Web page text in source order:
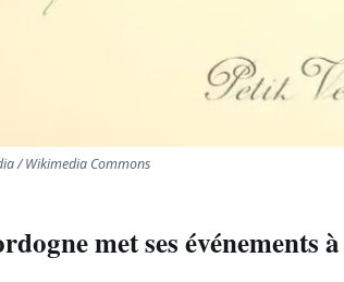
/ Wikimedia Commons
met ses événements